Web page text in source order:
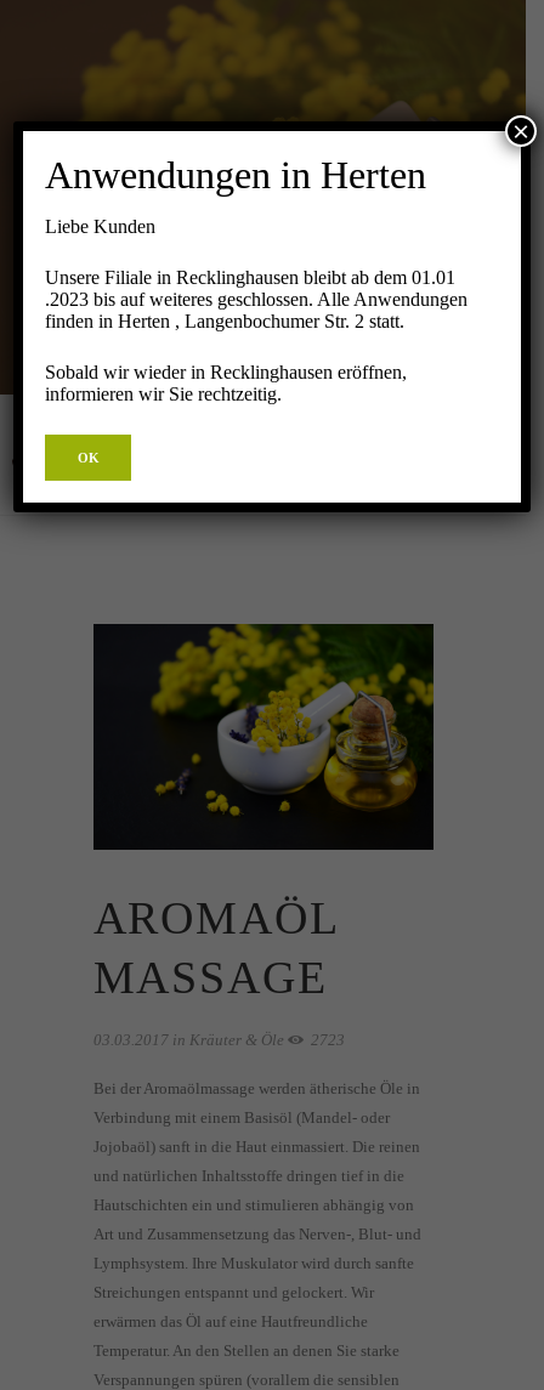
AROMAÖL
MASSAGE
Startseite Massagen Kräuter & Öle Aromaöl Massage
AROMAÖL
MASSAGE
03.03.2017 in Kräuter & Öle 2723
Bei der Aromaölmassage werden ätherische Öle in
Verbindung mit einem Basisöl (Mandel- oder
Jojobaöl) sanft in die Haut einmassiert. Die reinen
und natürlichen Inhaltsstoffe dringen tief in die
Hautschichten ein und stimulieren abhängig von
Art und Zusammensetzung das Nerven-, Blut- und
Lymphsystem. Ihre Muskulator wird durch sanfte
Streichungen entspannt und gelockert. Wir
erwärmen das Öl auf eine Hautfreundliche
Temperatur. An den Stellen an denen Sie starke
Verspannungen spüren (vorallem die sensiblen
Anwendungen in Herten
Liebe Kunden
Unsere Filiale in Recklinghausen bleibt ab dem 01.01
.2023 bis auf weiteres geschlossen. Alle Anwendungen
finden in Herten , Langenbochumer Str. 2 statt.
Sobald wir wieder in Recklinghausen eröffnen,
informieren wir Sie rechtzeitig.
OK
×